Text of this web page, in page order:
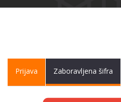
Primary
Prijava (activeZaboravljena šifra